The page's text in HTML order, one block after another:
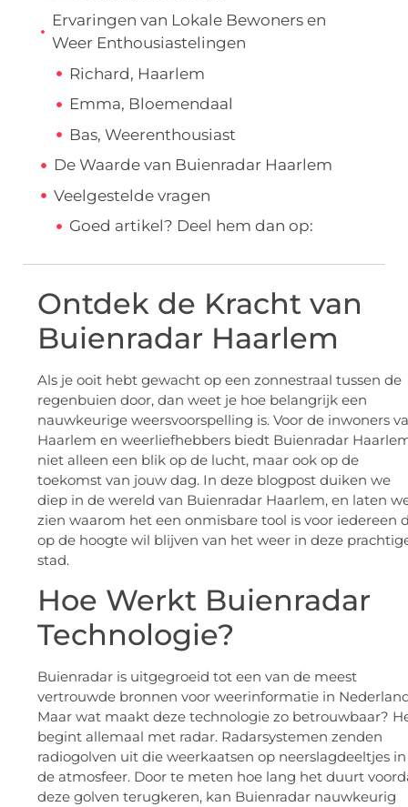
Ervaringen van Lokale Bewoners en
Weer Enthousiastelingen
Richard, Haarlem
Emma, Bloemendaal
Bas, Weerenthousiast
De Waarde van Buienradar Haarlem
Veelgestelde vragen
Goed artikel? Deel hem dan op:
Ontdek de Kracht van
Buienradar Haarlem
Als je ooit hebt gewacht op een zonnestraal tussen de
regenbuien door, dan weet je hoe belangrijk een
nauwkeurige weersvoorspelling is. Voor de inwoners
Haarlem en weerliefhebbers biedt Buienradar
niet alleen een blik op de lucht, maar ook op de
toekomst van jouw dag. In deze blogpost duiken we
diep in de wereld van Buienradar Haarlem, en laten
zien waarom het een onmisbare tool is voor iedereen
op de hoogte wil blijven van het weer in deze
stad.
Hoe Werkt Buienradar
Technologie?
Buienradar is uitgegroeid tot een van de meest
vertrouwde bronnen voor weerinformatie in
Maar wat maakt deze technologie zo betrouwbaar?
begint allemaal met radar. Radarsystemen zenden
radiogolven uit die weerkaatsen op neerslagdeeltjes in
de atmosfeer. Door te meten hoe lang het duurt
deze golven terugkeren, kan Buienradar nauwkeurig